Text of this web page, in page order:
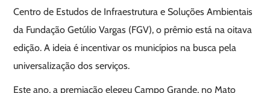
Centro de Estudos de Infraestrutura e Soluções Ambientais
da Fundação Getúlio Vargas (FGV), o prêmio está na oitava
edição. A ideia é incentivar os municípios na busca pela
universalização dos serviços.
Este ano, a premiação elegeu Campo Grande, no Mato